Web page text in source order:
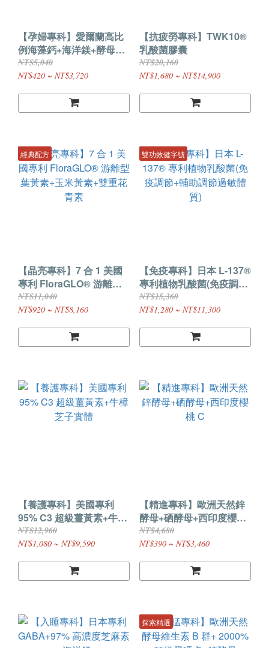
【孕婦專科】愛爾蘭高比
例海藻鈣+海洋鎂+酵母維
生素 D2
NT$5,040
NT$420 ~ NT$3,720
【抗疲勞專科】TWK10®
乳酸菌膠囊
NT$20,160
NT$1,680 ~ NT$14,900
經典配方
【晶亮專科】7 合 1 美國
專利 FloraGLO® ​游離型
葉黃素+玉米黃素+雙重花
青素
NT$11,040
NT$920 ~ NT$8,160
雙功效健字號
【免疫專科】日本 L-137®
專利植物乳酸菌(免疫調節
+輔助調節過敏體質)
NT$15,360
NT$1,280 ~ NT$11,300
【養護專科】美國專利
95% C3 超級薑黃素+牛樟
芝子實體
NT$12,960
NT$1,080 ~ NT$9,590
【精進專科】歐洲天然鋅
酵母+硒酵母+西印度櫻桃
C
NT$4,680
NT$390 ~ NT$3,460
探索精選